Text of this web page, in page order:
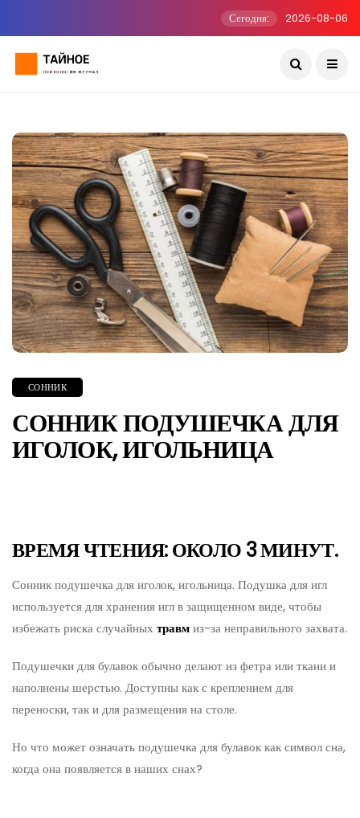
Сегодня: 2026-08-06
СОННИК
СОННИК ПОДУШЕЧКА ДЛЯ
ИГОЛОК, ИГОЛЬНИЦА
ВРЕМЯ ЧТЕНИЯ: ОКОЛО 3 МИНУТ.
Сонник подушечка для иголок, игольница. Подушка для игл
используется для хранения игл в защищенном виде, чтобы
избежать риска случайных травмиз-за неправильного захвата.
Подушечки для булавок обычно делают из фетра или ткани и
наполнены шерстью. Доступны как с креплением для
переноски, так и для размещения на столе.
Но что может означать подушечка для булавок как символ сна,
когда она появляется в наших снах?